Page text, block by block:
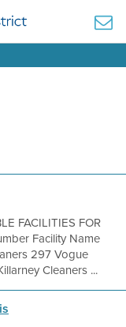
FACILITIES FOR
Facility Name
297 Vogue
Cleaners ...